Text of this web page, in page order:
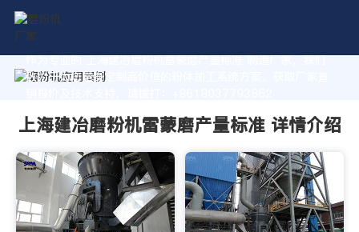
作为专业的 上海建冶磨粉机雷蒙磨产量标准 制造厂家，我们
致力于为您量身定制高价值的粉体加工系统方案。获取厂家直
上海建冶磨粉机雷蒙磨产量标准 详情介绍